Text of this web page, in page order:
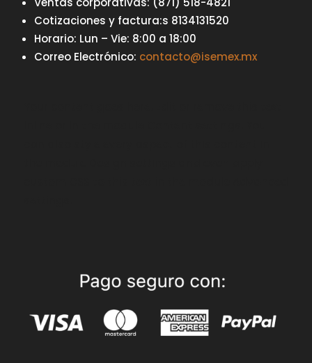
Cotizaciones y factura:s 8134131520
Horario: Lun – Vie: 8:00 a 18:00
Correo Electrónico: contacto@isemex.mx